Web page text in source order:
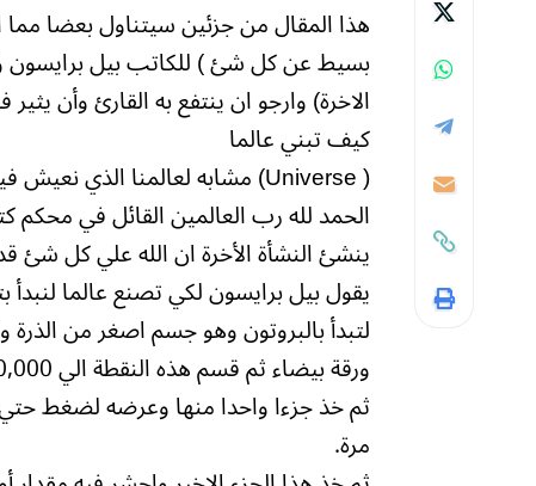
هذا المقال من جزئين سيتناول بعضا
بسيط عن كل شئ ) للكاتب بيل برايسون
الاخرة) وارجو ان ينتفع به القارئ وأن يثير
كيف تبني عالما
‏( Universe) مشابه لعالمنا الذي نعيش فيه ؟
الحمد لله رب العالمين القائل في محكم
ينشئ النشأة الأخرة ان الله علي كل شئ
يقول بيل برايسون لكي تصنع عالما لنبدأ
لتبدأ بالبروتون وهو جسم اصغر من
ورقة بيضاء ثم قسم هذه النقطة الي 500,000,000,000 جزء متساوي.
ثم خذ جزءا واحدا منها وعرضه لضغط حتي
مرة.